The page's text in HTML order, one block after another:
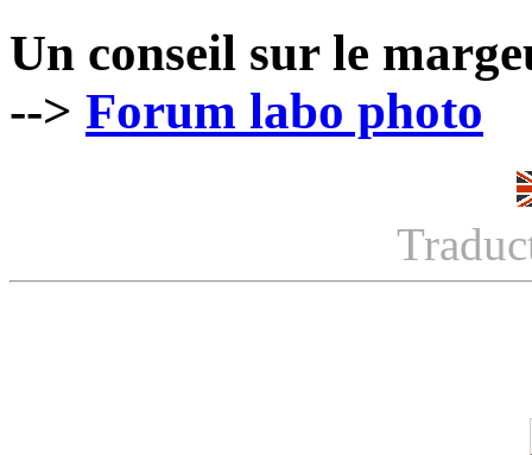
Un conseil sur le
--> Forum labo photo